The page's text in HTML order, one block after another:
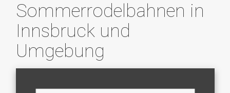
Sommerrodelbahnen in
Innsbruck und
Umgebung